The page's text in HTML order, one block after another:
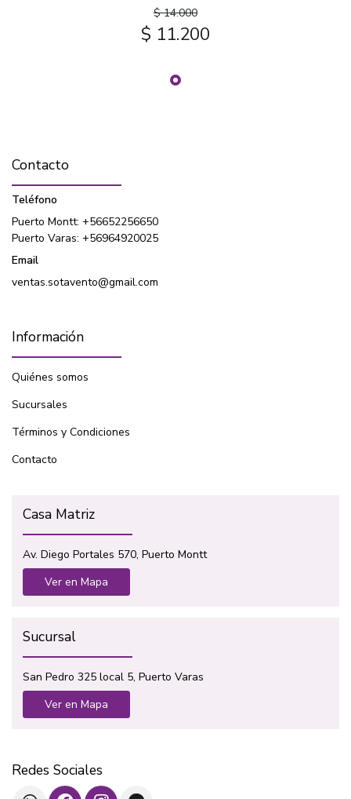
$ 14.000
$ 11.200
Contacto
Teléfono
Puerto Montt: +56652256650
Puerto Varas: +56964920025
Email
ventas.sotavento@gmail.com
Información
Quiénes somos
Sucursales
Términos y Condiciones
Contacto
Casa Matriz
Av. Diego Portales 570, Puerto Montt
Ver en Mapa
Sucursal
San Pedro 325 local 5, Puerto Varas
Ver en Mapa
Redes Sociales